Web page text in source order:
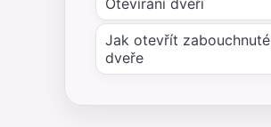
Jak otevřít zabouchnuté
dveře